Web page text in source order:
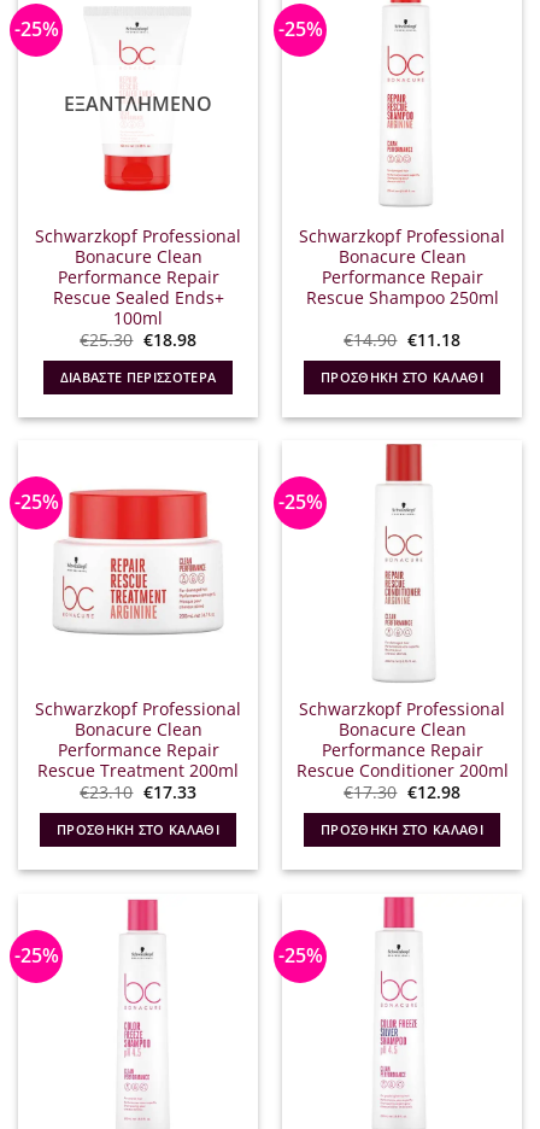
-25%
ΕΞΑΝΤΛΗΜΈΝΟ
Schwarzkopf Professional
Bonacure Clean
Performance Repair
Rescue Sealed Ends+
100ml
€25.30 Original
price
was:
€25.30.
€18.98Η
τρέχουσα
τιμή
είναι:
€18.98.
ΔΙΑΒΆΣΤΕ ΠΕΡΙΣΣΌΤΕΡΑ
-25%
Schwarzkopf Professional
Bonacure Clean
Performance Repair
Rescue Shampoo 250ml
€14.90 Original
price
was:
€14.90.
€11.18Η
τρέχουσα
τιμή
είναι:
€11.18.
ΠΡΟΣΘΉΚΗ ΣΤΟ ΚΑΛΆΘΙ
-25%
Schwarzkopf Professional
Bonacure Clean
Performance Repair
Rescue Treatment 200ml
€23.10 Original
was:
€23.10.
€17.33Η
τιμή
είναι:
€17.33.
ΠΡΟΣΘΉΚΗ ΣΤΟ ΚΑΛΆΘΙ
-25%
Schwarzkopf Professional
Bonacure Clean
Performance Repair
Rescue Conditioner 200ml
€17.30 Original
was:
€17.30.
€12.98Η
τιμή
είναι:
€12.98.
ΠΡΟΣΘΉΚΗ ΣΤΟ ΚΑΛΆΘΙ
-25% -25%